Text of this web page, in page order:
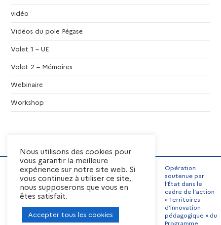
vidéo
Vidéos du pole Pégase
Volet 1 – UE
Volet 2 – Mémoires
Webinaire
Workshop
Mentions Légales
d’utilisation
Préférences de cookies
Opération
soutenue par
l’État dans le
cadre de l’action
« Territoires
d’innovation
pédagogique » du
Programme
Nous utilisons des cookies pour
vous garantir la meilleure
expérience sur notre site web. Si
vous continuez à utiliser ce site,
nous supposerons que vous en
êtes satisfait.
Accepter tous les cookies